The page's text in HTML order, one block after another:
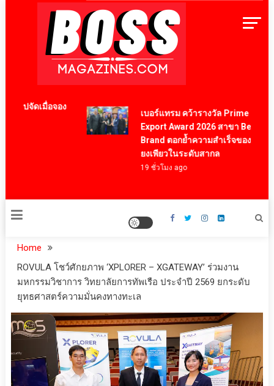
BossMagazinesThailand
งไปจัดเมื่อจอง
เบอร์แทรม คว้ารางวัล Prime
Export Award 2026 สาขา Best Thai
Brand ตอกย้ำความสำเร็จของแบรนด์
ยงเพียวในระดับสากล
19 ชั่วโมง ago
Home
ROVULA โชว์ศักยภาพ ‘XPLORER – XGATEWAY’ ร่วมงาน
มหกรรมวิชาการ วิทยาลัยการทัพเรือ ประจำปี 2569 ยกระดับ
ยุทธศาสตร์ความมั่นคงทางทะเล